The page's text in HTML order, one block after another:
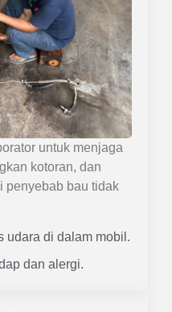
untuk menjaga
kotoran, dan
penyebab bau tidak
udara di dalam mobil.
dan alergi.